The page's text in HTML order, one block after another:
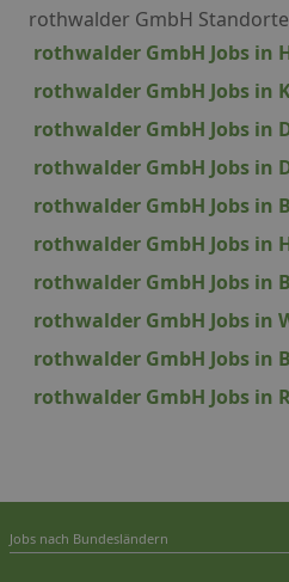
rothwalder GmbH
rothwalder GmbH Jobs in
rothwalder GmbH Jobs in
rothwalder GmbH Jobs in
rothwalder GmbH Jobs in
rothwalder GmbH Jobs in
rothwalder GmbH Jobs in
rothwalder GmbH Jobs in
rothwalder GmbH Jobs in
rothwalder GmbH Jobs in
rothwalder GmbH Jobs in
Jobs nach Bundesländern